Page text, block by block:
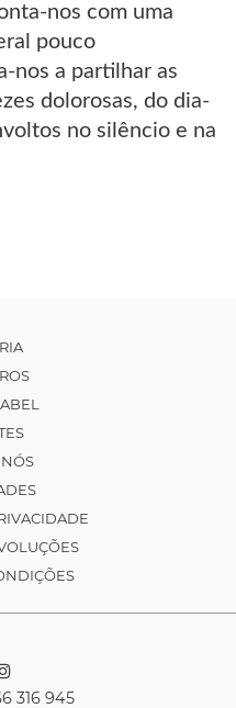
nos com uma
pouco
nos a partilhar as
dolorosas, do dia-
no silêncio e na
316 945